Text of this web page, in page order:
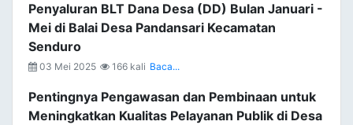
Penyaluran BLT Dana Desa (DD) Bulan Januari -
Mei di Balai Desa Pandansari Kecamatan
Senduro
03 Mei 2025 166 kali Baca...
Pentingnya Pengawasan dan Pembinaan untuk
Meningkatkan Kualitas Pelayanan Publik di Desa